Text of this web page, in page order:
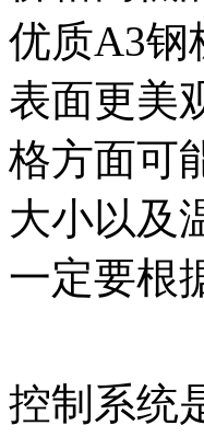
优质A3钢
表面更美
格方面可
大小以及
一定要根
控制系统